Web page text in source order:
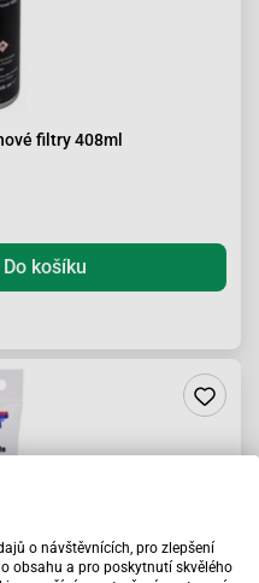
filtry 408ml
Do košíku
o návštěvnících, pro zlepšení
obsahu a pro poskytnutí skvělého